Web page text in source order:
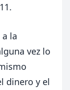
la
vez lo
dinero y el